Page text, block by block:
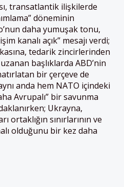
transatlantik ilişkilerde
döneminin
daha yumuşak tonu,
kanalı açık” mesajı verdi;
tedarik zincirlerinden
başlıklarda ABD’nin
bir çerçeve de
anda hem NATO içindeki
Avrupalı” bir savunma
Ukrayna,
ortaklığın sınırlarının ve
olduğunu bir kez daha